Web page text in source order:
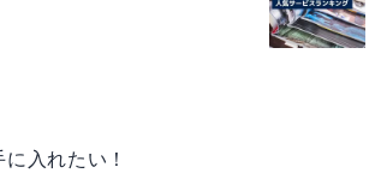
入れたい！